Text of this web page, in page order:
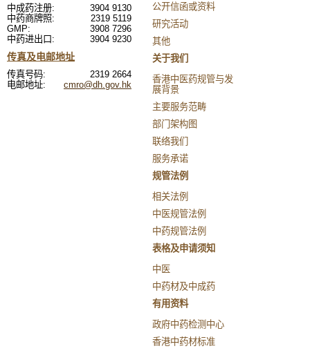
中成药注册:
3904 9130
中药商牌照:
2319 5119
GMP:
3908 7296
中药进出口:
3904 9230
传真及电邮地址
传真号码:
2319 2664
电邮地址:
cmro@dh.gov.hk
公开信函或资料
研究活动
其他
关于我们
香港中医药规管与发
展背景
主要服务范畴
部门架构图
联络我们
服务承诺
规管法例
相关法例
中医规管法例
中药规管法例
表格及申请须知
中医
中药材及中成药
有用资料
政府中药检测中心
香港中药材标准